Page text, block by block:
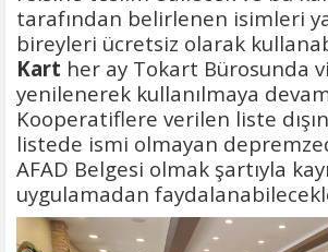
tarafından belirlenen isimleri
bireyleri ücretsiz olarak
Kart her ay Tokart Bürosunda
yenilenerek kullanılmaya
Kooperatiflere verilen liste
listede ismi olmayan
AFAD Belgesi olmak şartıyla
uygulamadan